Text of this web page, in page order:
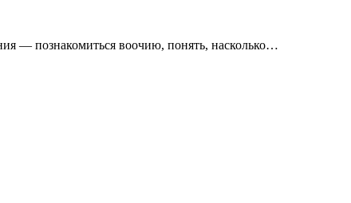
— познакомиться воочию, понять, насколько…